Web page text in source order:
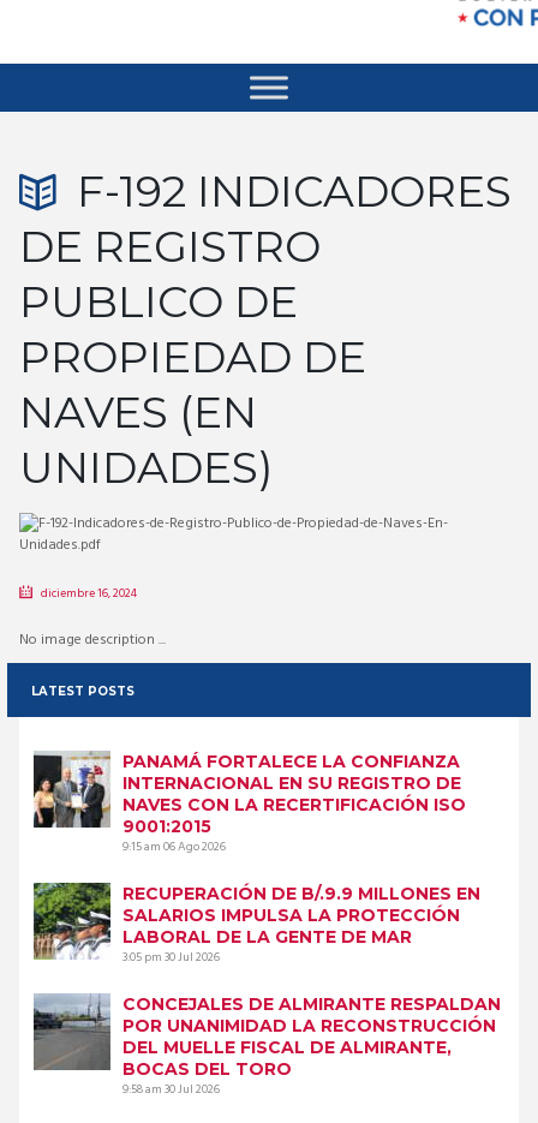
F-192 INDICADORES
DE REGISTRO
PUBLICO DE
PROPIEDAD DE
NAVES (EN
UNIDADES)
diciembre 16, 2024
No image description ...
LATEST POSTS
PANAMÁ FORTALECE LA CONFIANZA
INTERNACIONAL EN SU REGISTRO DE
NAVES CON LA RECERTIFICACIÓN ISO
9001:2015
9:15 am06 Ago 2026
RECUPERACIÓN DE B/.9.9 MILLONES EN
SALARIOS IMPULSA LA PROTECCIÓN
LABORAL DE LA GENTE DE MAR
3:05 pm30 Jul 2026
CONCEJALES DE ALMIRANTE RESPALDAN
POR UNANIMIDAD LA RECONSTRUCCIÓN
DEL MUELLE FISCAL DE ALMIRANTE,
BOCAS DEL TORO
9:58 am30 Jul 2026